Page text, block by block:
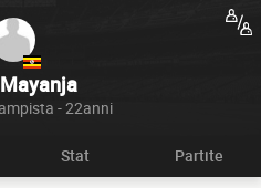
- 22anni
Stat Partite